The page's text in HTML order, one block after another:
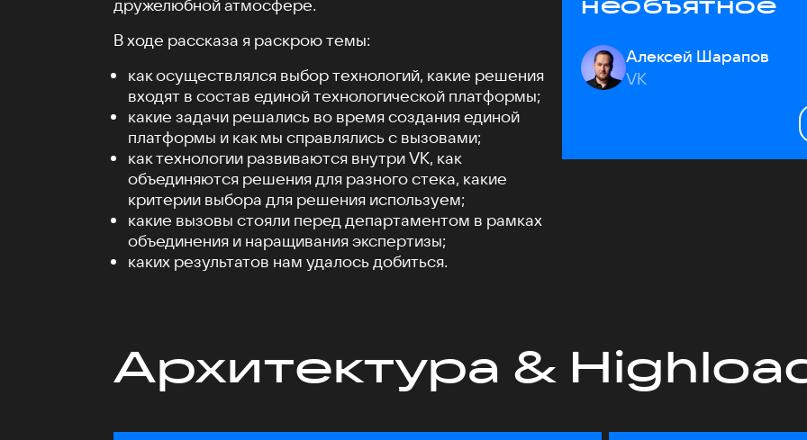
дружелюбной атмосфере.
В ходе рассказа я раскрою темы:
как осуществлялся выбор технологий, какие решения
входят в состав единой технологической платформы;
какие задачи решались во время создания единой
платформы и как мы справлялись с вызовами;
как технологии развиваются внутри VK, как
объединяются решения для разного стека, какие
критерии выбора для решения используем;
какие вызовы стояли перед департаментом в рамках
объединения и наращивания экспертизы;
каких результатов нам удалось добиться.
Алексей Шарапов
VK
Архитектура &